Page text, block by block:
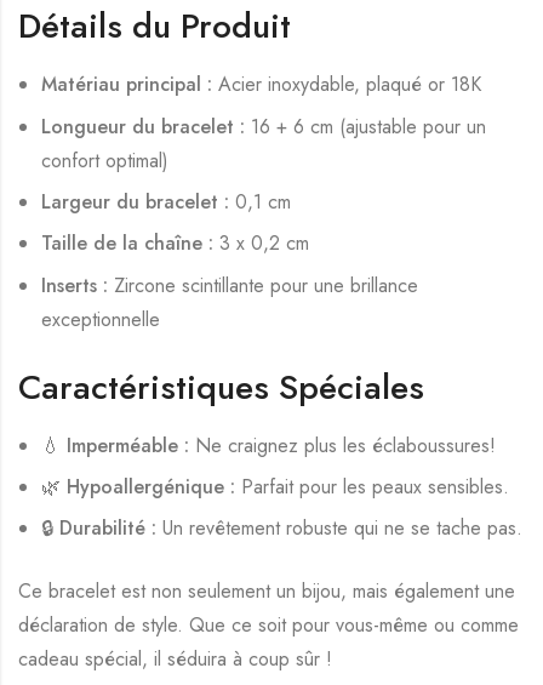
Détails du Produit
Matériau principal : Acier inoxydable, plaqué or 18K
Longueur du bracelet : 16 + 6 cm (ajustable pour un
confort optimal)
Largeur du bracelet : 0,1 cm
Taille de la chaîne : 3 x 0,2 cm
Inserts : Zircone scintillante pour une brillance
exceptionnelle
Caractéristiques Spéciales
💧 Imperméable : Ne craignez plus les éclaboussures!
🌿 Hypoallergénique : Parfait pour les peaux sensibles.
🔒 Durabilité : Un revêtement robuste qui ne se tache pas.
Ce bracelet est non seulement un bijou, mais également une
déclaration de style. Que ce soit pour vous-même ou comme
cadeau spécial, il séduira à coup sûr !